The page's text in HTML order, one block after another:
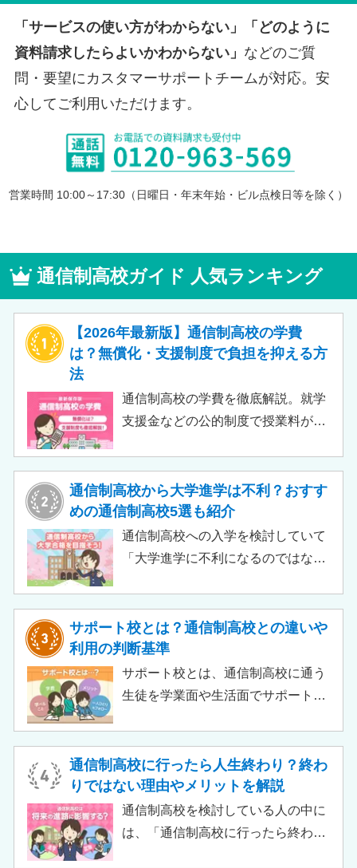
「サービスの使い方がわからない」「どのように
資料請求したらよいかわからない」 などのご質
問・要望にカスタマーサポートチームが対応。安
心してご利用いただけます。
営業時間 10:00～17:30（日曜日・年末年始・ビル点検日等を除く）
通信制高校ガイド 人気ランキング
【2026年最新版】通信制高校の学費
は？無償化・支援制度で負担を抑える方
法
通信制高校の学費を徹底解説。就学
支援金などの公的制度で授業料が実
目安、申請時の注意点などをわかり
やすく解説します。費用負担を抑え
られるのでチェックしてみましょ
う。
通信制高校から大学進学は不利？おすす
めの通信制高校5選も紹介
通信制高校への入学を検討していて
「大学進学に不利になるのではない
のではないでしょうか。 結論とし
て、通信制高校に通っているからと
いって大学進学に不利になることは
ありません。中には、大学進学を想
格実績を豊富にもつ学校もありま
す。
サポート校とは？通信制高校との違いや
利用の判断基準
サポート校とは、通信制高校に通う
生徒を学業面や生活面でサポートす
め、サポート校のみでは高卒資格を
取得できません。 ただし、個別の学
習指導やスクールカウンセラーによ
る生活面での相談など手厚い支援が
通信制高校に行ったら人生終わり？終わ
りではない理由やメリットを解説
通信制高校を検討している人の中に
は、「通信制高校に行ったら終わ